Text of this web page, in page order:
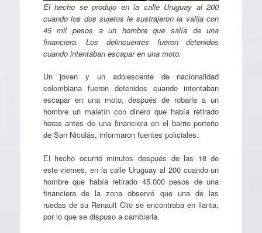
El hecho se produjo en la calle Uruguay al 200
cuando los dos sujetos le sustrajeron la valija con
45 mil pesos a un hombre que salía de una
financiera. Los delincuentes fueron detenidos
cuando intentaban escapar en una moto.
Un joven y un adolescente de nacionalidad
colombiana fueron detenidos cuando intentaban
escapar en una moto, después de robarle a un
hombre un maletín con dinero que había retirado
horas antes de una financiera en el barrio porteño
de San Nicolás, informaron fuentes policiales.
El hecho ocurrió minutos después de las 18 de
este viernes, en la calle Uruguay al 200 cuando un
hombre que había retirado 45.000 pesos de una
financiera de la zona observó que una de las
ruedas de su Renault Clio se encontraba en llanta,
por lo que se dispuso a cambiarla.